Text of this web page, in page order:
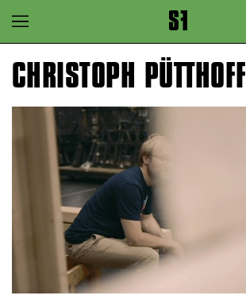
Zur Hauptnavigation springen
Zum Hauptinhalt springen
CHRISTOPH PÜTTHOFF